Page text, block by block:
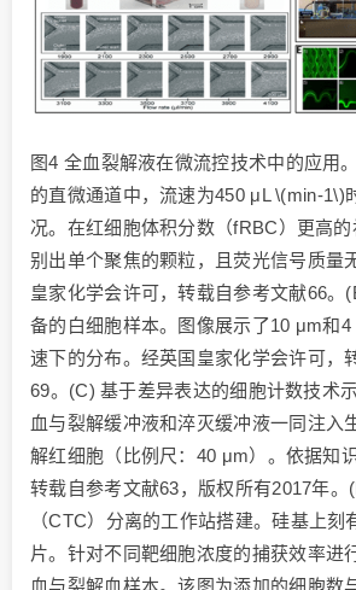
图4 全血裂解液在微流控技术中的应用
的直微通道中，流速为450 μL \(min-1\)
况。在红细胞体积分数（fRBC）更高
别出单个聚焦的颗粒，且荧光信号质量
皇家化学会许可，转载自参考文献66。
备的白细胞样本。图像展示了10 μm和
速下的分布。经英国皇家化学会许可，
69。(C) 基于差异表达的细胞计数技术
血与裂解缓冲液和淬灭缓冲液一同注入
解红细胞（比例尺：40 μm）。依据知
转载自参考文献63，版权所有2017年。
（CTC）分离的工作站搭建。硅基上刻
片。针对不同靶细胞浓度的捕获效率进